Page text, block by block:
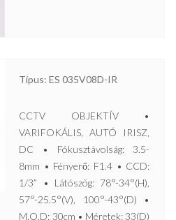
Típus: ES 035V08D-IR
CCTV OBJEKTÍV •
VARIFOKÁLIS, AUTÓ IRISZ,
DC • Fókusztávolság: 3.5-
8mm • Fényerő: F1.4 • CCD:
1/3” • Látószög: 78°-34°(H),
57°-25.5°(V), 100°-43°(D) •
M.O.D: 30cm • Méretek: 33(D)